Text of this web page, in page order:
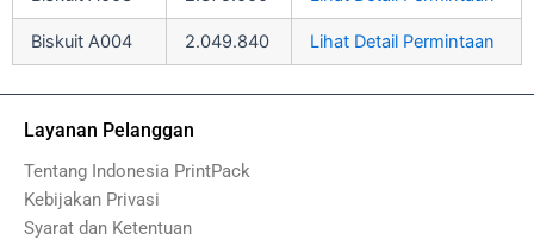
Biskuit A004 2.049.840 Lihat Detail Permintaan
Layanan Pelanggan
Tentang Indonesia PrintPack
Kebijakan Privasi
Syarat dan Ketentuan